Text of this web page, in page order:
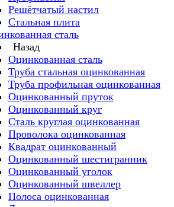
Решётчатый настил
Стальная плита
сталь
Назад
Оцинкованная сталь
Труба стальная оцинкованная
Труба профильная оцинкованная
Оцинкованный пруток
Оцинкованный круг
Сталь круглая оцинкованная
Проволока оцинкованная
Квадрат оцинкованный
Оцинкованный шестигранник
Оцинкованный уголок
Оцинкованный швеллер
Полоса оцинкованная